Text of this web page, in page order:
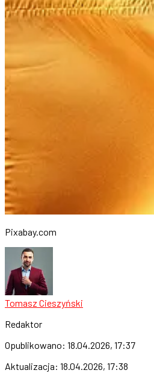
Pixabay.com
Tomasz Cieszyński
Redaktor
Opublikowano: 18.04.2026, 17:37
Aktualizacja: 18.04.2026, 17:38